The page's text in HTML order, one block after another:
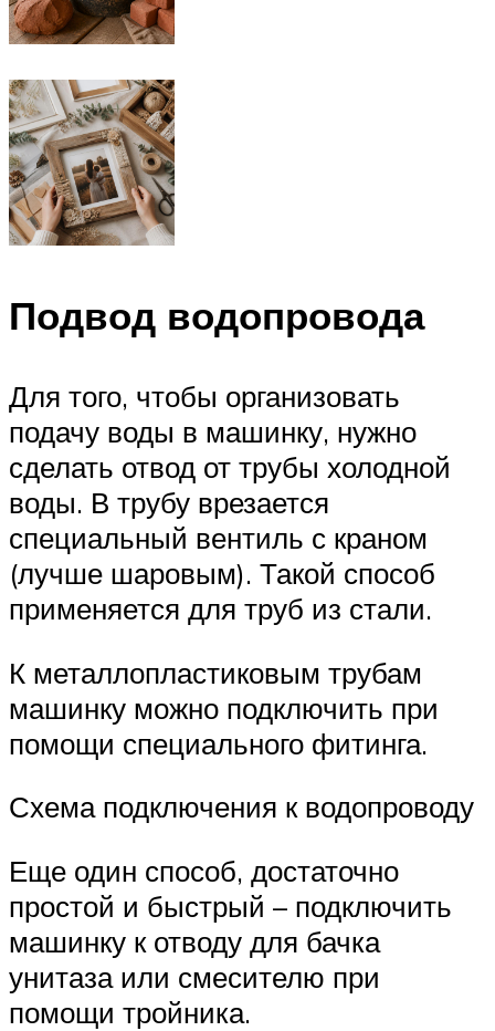
Подвод водопровода
Для того, чтобы организовать
подачу воды в машинку, нужно
сделать отвод от трубы холодной
воды. В трубу врезается
специальный вентиль с краном
(лучше шаровым). Такой способ
применяется для труб из стали.
К металлопластиковым трубам
машинку можно подключить при
помощи специального фитинга.
Схема подключения к водопроводу
Еще один способ, достаточно
простой и быстрый – подключить
машинку к отводу для бачка
унитаза или смесителю при
помощи тройника.